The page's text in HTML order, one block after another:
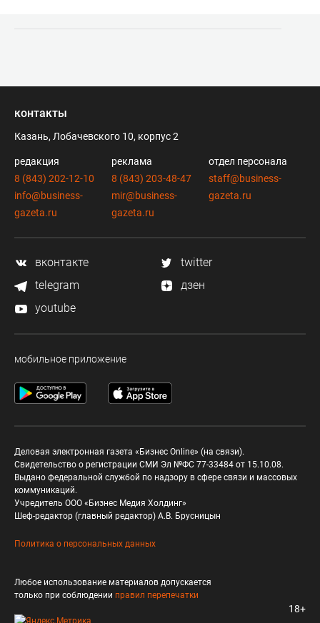
контакты
Казань, Лобачевского 10, корпус 2
редакция
8 (843) 202-12-10
info@business-
gazeta.ru
реклама
8 (843) 203-48-47
mir@business-
gazeta.ru
отдел персонала
staff@business-
gazeta.ru
вконтакте
twitter
telegram
дзен
youtube
мобильное приложение
Деловая электронная газета «Бизнес Online» (на связи).
Свидетельство о регистрации СМИ Эл №ФС 77-33484 от 15.10.08.
Выдано федеральной службой по надзору в сфере связи и массовых
коммуникаций.
Учредитель ООО «Бизнес Медия Холдинг»
Шеф-редактор (главный редактор) А.В. Брусницын
Политика о персональных данных
Любое использование материалов допускается
только при соблюдении правил перепечатки
18+